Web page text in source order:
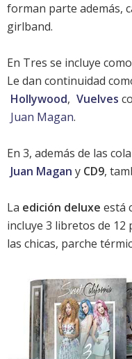
forman parte además,
girlband.
En Tres se incluye
Le dan continuidad
Hollywood, Vuelves
Juan Magan.
En 3, además de las
Juan Magan y CD9,
La edición deluxe está
incluye 3 libretos de 12
las chicas, parche